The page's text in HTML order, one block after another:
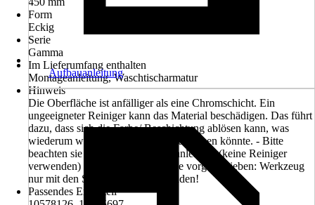
Form
Eckig
Serie
Gamma
Im Lieferumfang enthalten
Montageanleitung, Waschtischarmatur
Hinweis
Die Oberfläche ist anfälliger als eine Chromschicht. Ein
ungeeigneter Reiniger kann das Material beschädigen. Das führt
dazu, dass sich die Farbe/ Beschichtung ablösen kann, was
wiederum weiteres Abblättern verursachen könnte. - Bitte
beachten sie hierzu unsere Pflegeanleitung (keine Reiniger
verwenden) - Bei der Montage wie vorgeschrieben: Werkzeug
nur mit den Schutzbacken verwenden!
Passendes Ersatzteil
Aufbauanleitung